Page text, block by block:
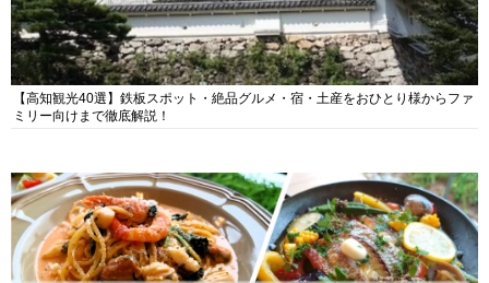
【高知観光40選】鉄板スポット・絶品グルメ・宿・土産をおひとり様からファ
ミリー向けまで徹底解説！